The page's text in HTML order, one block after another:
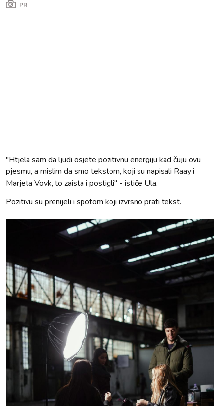
PR
"Htjela sam da ljudi osjete pozitivnu energiju kad čuju ovu
pjesmu, a mislim da smo tekstom, koji su napisali Raay i
Marjeta Vovk, to zaista i postigli" - ističe Ula.
Pozitivu su prenijeli i spotom koji izvrsno prati tekst.